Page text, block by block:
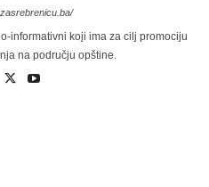
informativni koji ima za cilj promociju
na području opštine.